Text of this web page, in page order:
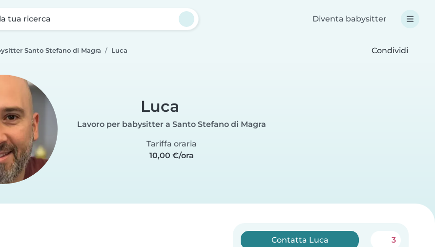
tua ricerca Diventa babysitter
Santo Stefano di Magra Luca Condividi
Luca
Lavoro per babysitter a Santo Stefano di Magra
Tariffa oraria
10,00 €/ora
Contatta Luca 3